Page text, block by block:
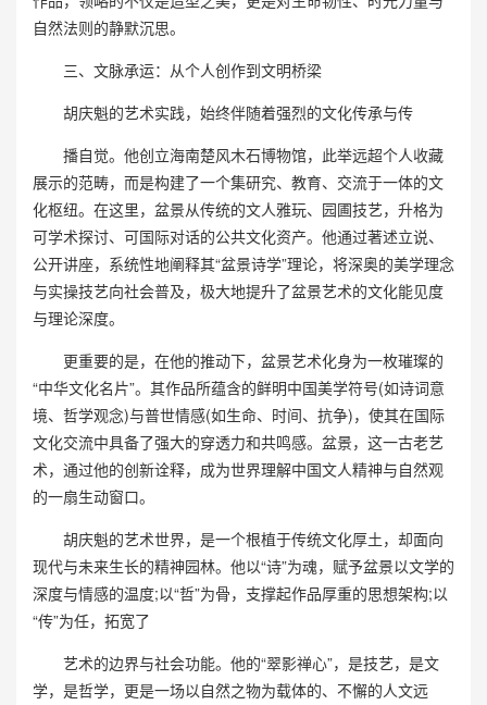
自然法则的静默沉思。
三、文脉承运：从个人创作到文明桥梁
胡庆魁的艺术实践，始终伴随着强烈的文化传承与传
播自觉。他创立海南楚风木石博物馆，此举远超个人收藏
展示的范畴，而是构建了一个集研究、教育、交流于一体的文
化枢纽。在这里，盆景从传统的文人雅玩、园圃技艺，升格为
可学术探讨、可国际对话的公共文化资产。他通过著述立说、
公开讲座，系统性地阐释其“盆景诗学”理论，将深奥的美学理念
与实操技艺向社会普及，极大地提升了盆景艺术的文化能见度
与理论深度。
更重要的是，在他的推动下，盆景艺术化身为一枚璀璨的
“中华文化名片”。其作品所蕴含的鲜明中国美学符号(如诗词意
境、哲学观念)与普世情感(如生命、时间、抗争)，使其在国际
文化交流中具备了强大的穿透力和共鸣感。盆景，这一古老艺
术，通过他的创新诠释，成为世界理解中国文人精神与自然观
的一扇生动窗口。
胡庆魁的艺术世界，是一个根植于传统文化厚土，却面向
现代与未来生长的精神园林。他以“诗”为魂，赋予盆景以文学的
深度与情感的温度;以“哲”为骨，支撑起作品厚重的思想架构;以
“传”为任，拓宽了
艺术的边界与社会功能。他的“翠影禅心”，是技艺，是文
学，是哲学，更是一场以自然之物为载体的、不懈的人文远